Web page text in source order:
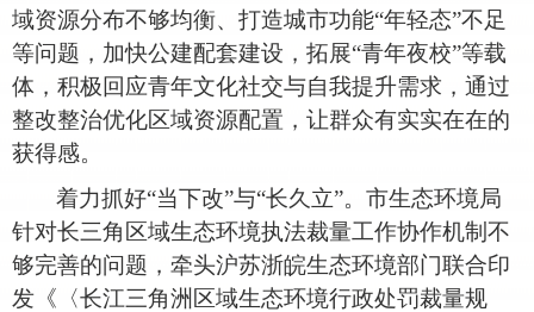
域资源分布不够均衡、打造城市功能“年轻态”不足
等问题，加快公建配套建设，拓展“青年夜校”等载
体，积极回应青年文化社交与自我提升需求，通过
整改整治优化区域资源配置，让群众有实实在在的
获得感。
着力抓好“当下改”与“长久立”。市生态环境局
针对长三角区域生态环境执法裁量工作协作机制不
够完善的问题，牵头沪苏浙皖生态环境部门联合印
发《〈长江三角洲区域生态环境行政处罚裁量规